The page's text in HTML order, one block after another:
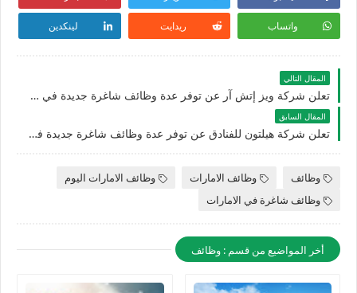
واتساب ريدايت لينكدين
المقال التالي
تعلن شركة ويز إتش آر عن توفر عدة وظائف شاغرة جديدة في مختلف التخصصات للجنسيين في الامارات
المقال السابق
تعلن شركة هيلتون للفنادق عن توفر عدة وظائف شاغرة جديدة في العديد من التخصصات للجنسيين في الامارات
وظائف وظائف الامارات
وظائف الامارات اليوم
وظائف شاغرة في الامارات
أخر المواضيع من قسم : وظائف